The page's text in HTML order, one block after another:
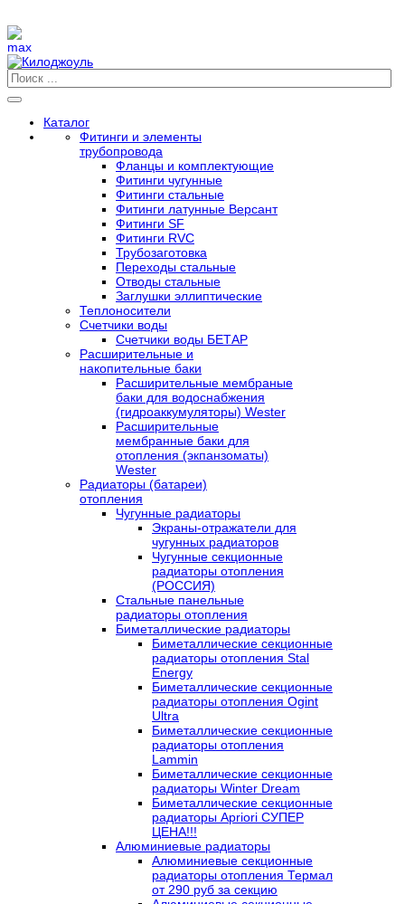
Каталог
Фитинги и элементы
трубопровода
Фланцы и комплектующие
Фитинги чугунные
Фитинги стальные
Фитинги латунные Версант
Фитинги SF
Фитинги RVC
Трубозаготовка
Переходы стальные
Отводы стальные
Заглушки эллиптические
Теплоносители
Счетчики воды
Счетчики воды БЕТАР
Расширительные и
накопительные баки
Расширительные мембраные
баки для водоснабжения
(гидроаккумуляторы) Wester
Расширительные
мембранные баки для
отопления (экпанзоматы)
Wester
Радиаторы (батареи)
отопления
Чугунные радиаторы
Экраны-отражатели для
чугунных радиаторов
Чугунные секционные
радиаторы отопления
(РОССИЯ)
Стальные панельные
радиаторы отопления
Биметаллические радиаторы
Биметаллические секционные
радиаторы отопления Stal
Energy
Биметаллические секционные
радиаторы отопления Ogint
Ultra
Биметаллические секционные
радиаторы отопления
Lammin
Биметаллические секционные
радиаторы Winter Dream
Биметаллические секционные
радиаторы Apriori СУПЕР
ЦЕНА!!!
Алюминиевые радиаторы
Алюминиевые секционные
радиаторы отопления Термал
от 290 руб за секцию